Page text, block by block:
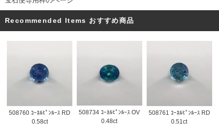
Recommended Items おすすめ商品
508760 ｺｰﾈﾙﾋﾟﾝﾙｰｽ RD
0.58ct
508734 ｺｰﾈﾙﾋﾟﾝﾙｰｽ OV
0.48ct
508761 ｺｰﾈﾙﾋﾟﾝﾙｰｽ RD
0.51ct